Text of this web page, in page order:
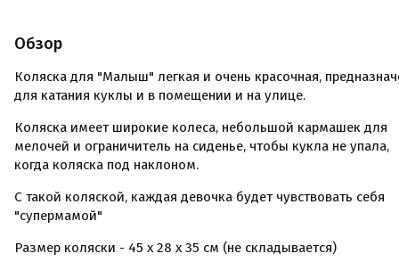
Обзор
Коляска для "Малыш" легкая и очень красочная,
для катания куклы и в помещении и на улице.
Коляска имеет широкие колеса, небольшой кармашек для
мелочей и ограничитель на сиденье, чтобы кукла не упала,
когда коляска под наклоном.
С такой коляской, каждая девочка будет чувствовать себя
"супермамой"
Размер коляски - 45 х 28 х 35 см (не складывается)